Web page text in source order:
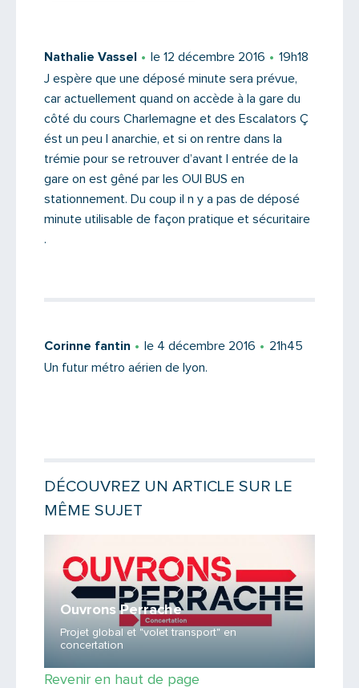
Message
Saisissez le code
Nathalie Vassel le 12 décembre 2016
19h18
J espère que une déposé minute sera prévue,
car actuellement quand on accède à la gare du
côté du cours Charlemagne et des Escalators Ç
ést un peu l anarchie, et si on rentre dans la
trémie pour se retrouver d’avant l entrée de la
gare on est gêné par les OUI BUS en
stationnement. Du coup il n y a pas de déposé
minute utilisable de façon pratique et sécuritaire
.
Corinne fantin le 4 décembre 2016
21h45
Un futur métro aérien de lyon.
DÉCOUVREZ UN ARTICLE SUR LE
MÊME SUJET
Ouvrons Perrache
Projet global et "volet transport" en
concertation
Revenir en haut de page